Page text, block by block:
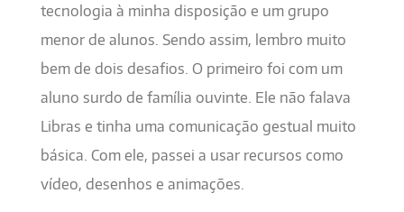
tecnologia à minha disposição e um grupo
menor de alunos. Sendo assim, lembro muito
bem de dois desafios. O primeiro foi com um
aluno surdo de família ouvinte. Ele não falava
Libras e tinha uma comunicação gestual muito
básica. Com ele, passei a usar recursos como
vídeo, desenhos e animações.